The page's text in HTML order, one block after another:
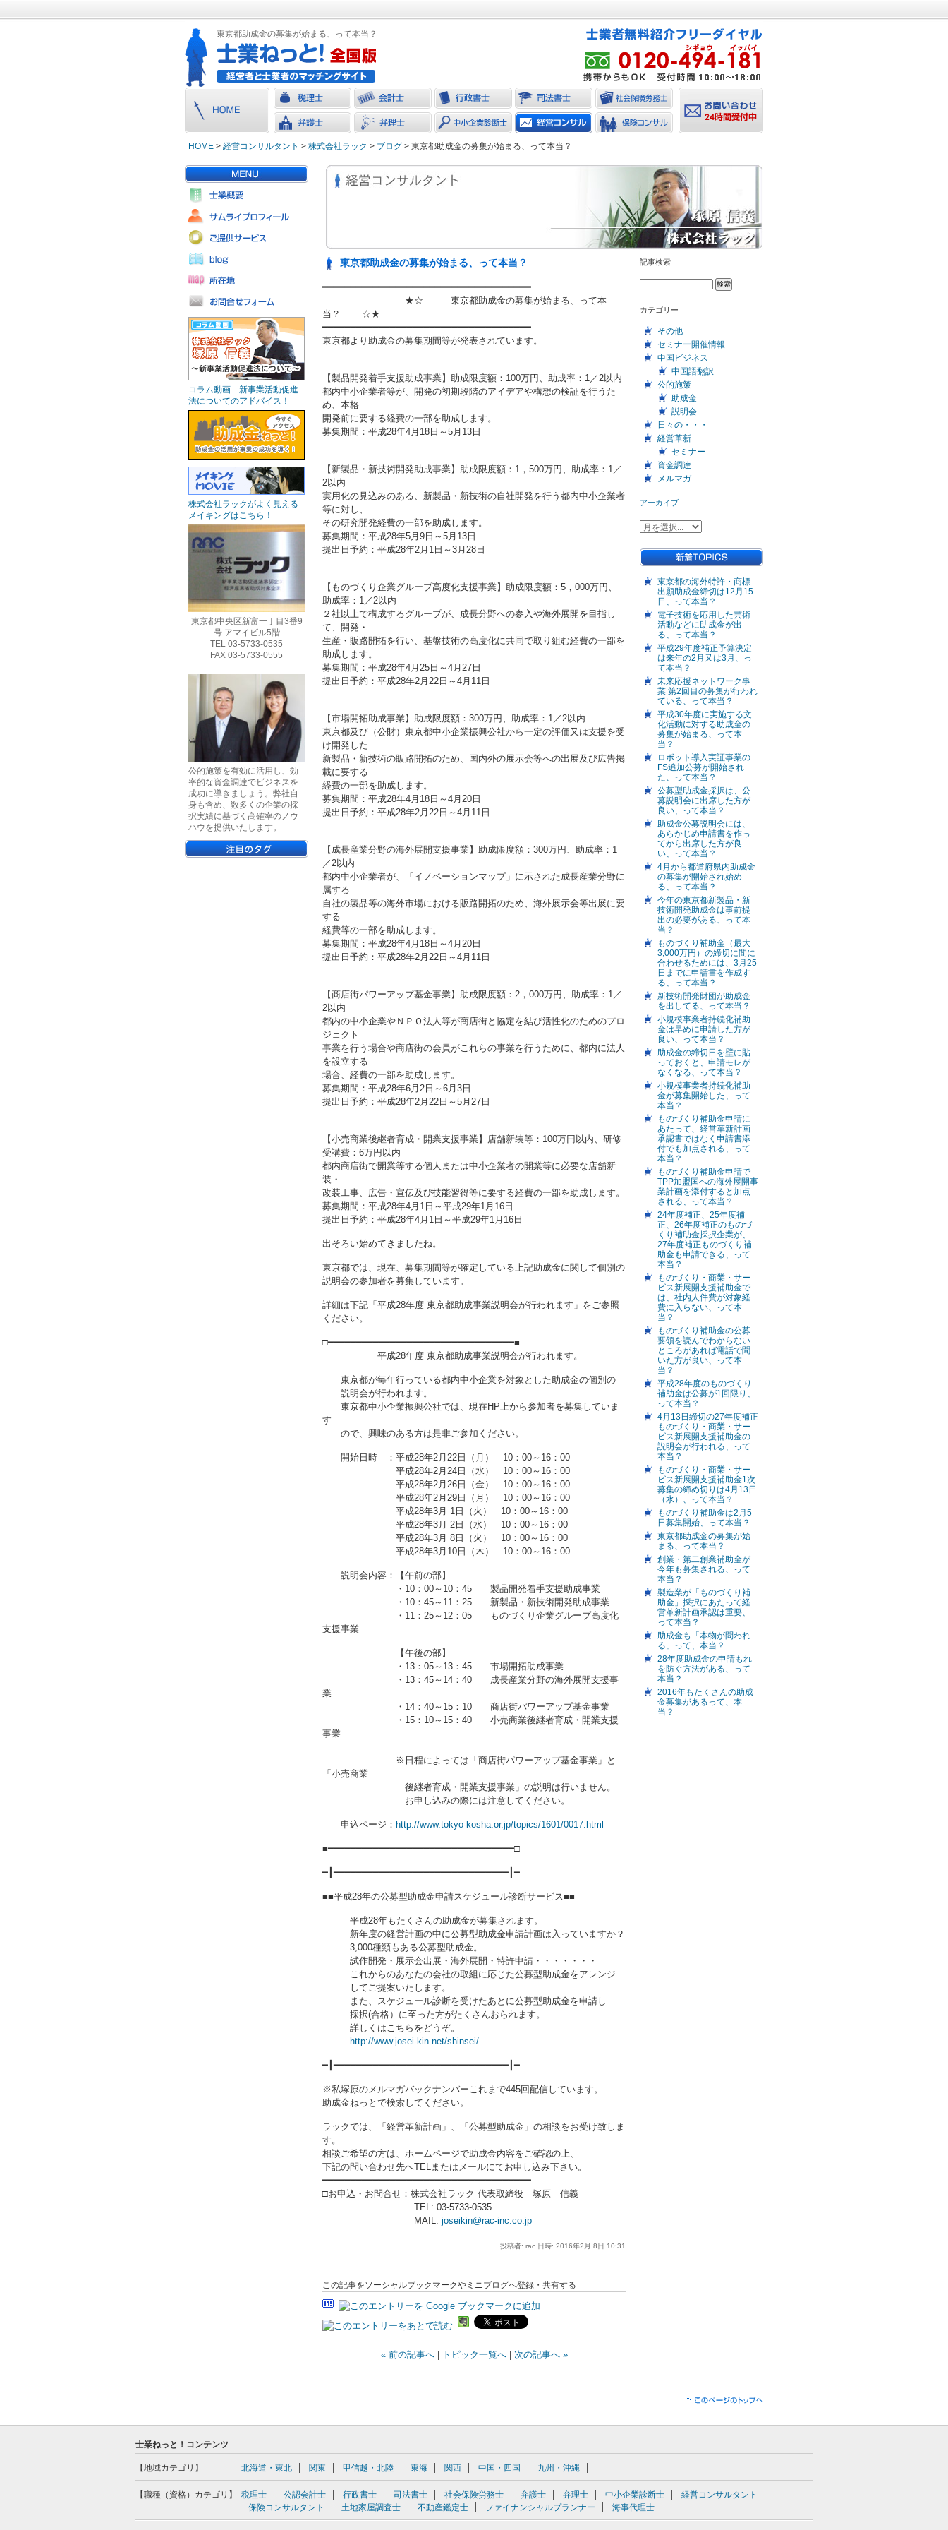
東京都助成金の募集が始まる、って本当？
HOME > 経営コンサルタント > 株式会社ラック > ブログ > 東京都助成金の募集が始まる、って本当？
コラム動画 新事業活動促進
法についてのアドバイス！
株式会社ラックがよく見える
メイキングはこちら！
東京都中央区新富一丁目3番9
号 アマイビル5階
TEL 03-5733-0535
FAX 03-5733-0555
公的施策を有効に活用し、効
率的な資金調達でビジネスを
成功に導きましょう。弊社自
身も含め、数多くの企業の採
択実績に基づく高確率のノウ
ハウを提供いたします。
東京都助成金の募集が始まる、って本当？
━━━━━━━━━━━━━━━━━━━━━━━━━━━━━━━━━━━━━
★☆ 東京都助成金の募集が始まる、って本
当？ ☆★
━━━━━━━━━━━━━━━━━━━━━━━━━━━━━━━━━━━━━
東京都より助成金の募集期間等が発表されています。
【製品開発着手支援助成事業】助成限度額：100万円、助成率：1／2以内
都内中小企業者等が、開発の初期段階のアイデアや構想の検証を行うた
め、本格
開発前に要する経費の一部を助成します。
募集期間：平成28年4月18日～5月13日
【新製品・新技術開発助成事業】助成限度額：1，500万円、助成率：1／
2以内
実用化の見込みのある、新製品・新技術の自社開発を行う都内中小企業者
等に対し、
その研究開発経費の一部を助成します。
募集期間：平成28年5月9日～5月13日
提出日予約：平成28年2月1日～3月28日
【ものづくり企業グループ高度化支援事業】助成限度額：5，000万円、
助成率：1／2以内
２社以上で構成するグループが、成長分野への参入や海外展開を目指し
て、開発・
生産・販路開拓を行い、基盤技術の高度化に共同で取り組む経費の一部を
助成します。
募集期間：平成28年4月25日～4月27日
提出日予約：平成28年2月22日～4月11日
【市場開拓助成事業】助成限度額：300万円、助成率：1／2以内
東京都及び（公財）東京都中小企業振興公社から一定の評価又は支援を受
け開発した
新製品・新技術の販路開拓のため、国内外の展示会等への出展及び広告掲
載に要する
経費の一部を助成します。
募集期間：平成28年4月18日～4月20日
提出日予約：平成28年2月22日～4月11日
【成長産業分野の海外展開支援事業】助成限度額：300万円、助成率：1
／2以内
都内中小企業者が、「イノベーションマップ」に示された成長産業分野に
属する
自社の製品等の海外市場における販路開拓のため、海外展示会等出展に要
する
経費等の一部を助成します。
募集期間：平成28年4月18日～4月20日
提出日予約：平成28年2月22日～4月11日
【商店街パワーアップ基金事業】助成限度額：2，000万円、助成率：1／
2以内
都内の中小企業やＮＰＯ法人等が商店街と協定を結び活性化のためのプロ
ジェクト
事業を行う場合や商店街の会員がこれらの事業を行うために、都内に法人
を設立する
場合、経費の一部を助成します。
募集期間：平成28年6月2日～6月3日
提出日予約：平成28年2月22日～5月27日
【小売商業後継者育成・開業支援事業】店舗新装等：100万円以内、研修
受講費：6万円以内
都内商店街で開業等する個人または中小企業者の開業等に必要な店舗新
装・
改装工事、広告・宣伝及び技能習得等に要する経費の一部を助成します。
募集期間：平成28年4月1日～平成29年1月16日
提出日予約：平成28年4月1日～平成29年1月16日
出そろい始めてきましたね。
東京都では、現在、募集期間等が確定している上記助成金に関して個別の
説明会の参加者を募集しています。
詳細は下記「平成28年度 東京都助成事業説明会が行われます」をご参照
ください。
□━━━━━━━━━━━━━━━━━━━━━━━━━━━━━━━━━■
平成28年度 東京都助成事業説明会が行われます。
東京都が毎年行っている都内中小企業を対象とした助成金の個別の
説明会が行われます。
東京都中小企業振興公社では、現在HP上から参加者を募集していま
す
ので、興味のある方は是非ご参加ください。
開始日時 ：平成28年2月22日（月） 10：00～16：00
平成28年2月24日（水） 10：00～16：00
平成28年2月26日（金） 10：00～16：00
平成28年2月29日（月） 10：00～16：00
平成28年3月 1日（火） 10：00～16：00
平成28年3月 2日（水） 10：00～16：00
平成28年3月 8日（火） 10：00～16：00
平成28年3月10日（木） 10：00～16：00
説明会内容：【午前の部】
・10：00～10：45 製品開発着手支援助成事業
・10：45～11：25 新製品・新技術開発助成事業
・11：25～12：05 ものづくり企業グループ高度化
支援事業
【午後の部】
・13：05～13：45 市場開拓助成事業
・13：45～14：40 成長産業分野の海外展開支援事
業
・14：40～15：10 商店街パワーアップ基金事業
・15：10～15：40 小売商業後継者育成・開業支援
事業
※日程によっては「商店街パワーアップ基金事業」と
「小売商業
後継者育成・開業支援事業」の説明は行いません。
お申し込みの際には注意してください。
申込ページ： http://www.tokyo-kosha.or.jp/topics/1601/0017.html
■━━━━━━━━━━━━━━━━━━━━━━━━━━━━━━━━━□
━┃━━━━━━━━━━━━━━━━━━━━━━━━━━━━━━━┃━
■■平成28年の公募型助成金申請スケジュール診断サービス■■
平成28年もたくさんの助成金が募集されます。
新年度の経営計画の中に公募型助成金申請計画は入っていますか？
3,000種類もある公募型助成金。
試作開発・展示会出展・海外展開・特許申請・・・・・・・
これからのあなたの会社の取組に応じた公募型助成金をアレンジ
してご提案いたします。
また、スケジュール診断を受けたあとに公募型助成金を申請し
採択(合格）に至った方がたくさんおられます。
詳しくはこちらをどうぞ。
http://www.josei-kin.net/shinsei/
━┃━━━━━━━━━━━━━━━━━━━━━━━━━━━━━━━┃━
※私塚原のメルマガバックナンバーこれまで445回配信しています。
助成金ねっとで検索してください。
ラックでは、「経営革新計画」、「公募型助成金」の相談をお受け致しま
す。
相談ご希望の方は、ホームページで助成金内容をご確認の上、
下記の問い合わせ先へTELまたはメールにてお申し込み下さい。
━━━━━━━━━━━━━━━━━━━━━━━━━━━━━━━━━━━━━
□お申込・お問合せ：株式会社ラック 代表取締役 塚原 信義
TEL: 03-5733-0535
MAIL: joseikin@rac-inc.co.jp
投稿者: rac 日時: 2016年2月 8日 10:31
この記事をソーシャルブックマークやミニブログへ登録・共有する
« 前の記事へ| トピック一覧へ| 次の記事へ »
記事検索
カテゴリー
その他
セミナー開催情報
中国ビジネス
中国語翻訳
公的施策
助成金
説明会
日々の・・・
経営革新
セミナー
資金調達
メルマガ
アーカイブ
東京都の海外特許・商標
出願助成金締切は12月15
日、って本当？
電子技術を応用した芸術
活動などに助成金が出
る、って本当？
平成29年度補正予算決定
は来年の2月又は3月、っ
て本当？
未来応援ネットワーク事
業 第2回目の募集が行われ
ている、って本当？
平成30年度に実施する文
化活動に対する助成金の
募集が始まる、って本
当？
ロボット導入実証事業の
FS追加公募が開始され
た、って本当？
公募型助成金採択は、公
募説明会に出席した方が
良い、って本当？
助成金公募説明会には、
あらかじめ申請書を作っ
てから出席した方が良
い、って本当？
4月から都道府県内助成金
の募集が開始され始め
る、って本当？
今年の東京都新製品・新
技術開発助成金は事前提
出の必要がある、って本
当？
ものづくり補助金（最大
3,000万円）の締切に間に
合わせるためには、3月25
日までに申請書を作成す
る、って本当？
新技術開発財団が助成金
を出してる、って本当？
小規模事業者持続化補助
金は早めに申請した方が
良い、って本当？
助成金の締切日を壁に貼
っておくと、申請モレが
なくなる、って本当？
小規模事業者持続化補助
金が募集開始した、って
本当？
ものづくり補助金申請に
あたって、経営革新計画
承認書ではなく申請書添
付でも加点される、って
本当？
ものづくり補助金申請で
TPP加盟国への海外展開事
業計画を添付すると加点
される、って本当？
24年度補正、25年度補
正、26年度補正のものづ
くり補助金採択企業が、
27年度補正ものづくり補
助金も申請できる、って
本当？
ものづくり・商業・サー
ビス新展開支援補助金で
は、社内人件費が対象経
費に入らない、って本
当？
ものづくり補助金の公募
要領を読んでわからない
ところがあれば電話で聞
いた方が良い、って本
当？
平成28年度のものづくり
補助金は公募が1回限り、
って本当？
4月13日締切の27年度補正
ものづくり・商業・サー
ビス新展開支援補助金の
説明会が行われる、って
本当？
ものづくり・商業・サー
ビス新展開支援補助金1次
募集の締め切りは4月13日
（水）、って本当？
ものづくり補助金は2月5
日募集開始、って本当？
東京都助成金の募集が始
まる、って本当？
創業・第二創業補助金が
今年も募集される、って
本当？
製造業が「ものづくり補
助金」採択にあたって経
営革新計画承認は重要、
って本当？
助成金も「本物が問われ
る」って、本当？
28年度助成金の申請もれ
を防ぐ方法がある、って
本当？
2016年もたくさんの助成
金募集があるって、本
当？
士業ねっと！コンテンツ
【地域カテゴリ】 北海道・東北 関東 甲信越・北陸 東海 関西 中国・四国 九州・沖縄
【職種（資格）カテゴリ】 税理士 公認会計士 行政書士 司法書士 社会保険労務士 弁護士 弁理士 中小企業診断士
経営コンサルタント
保険コンサルタント
土地家屋調査士 不動産鑑定士 ファイナンシャルプランナー 海事代理士